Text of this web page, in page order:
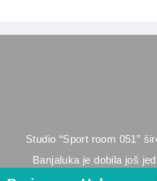
Studio “Sport room 051”
Banjaluka je dobila još